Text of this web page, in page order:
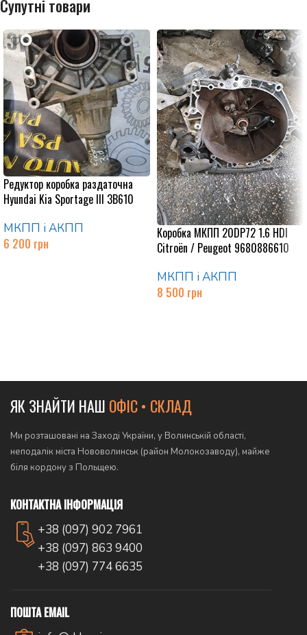
Супутні товари
Редуктор коробка раздаточна
Hyundai Kia Sportage III 3B610
МКПП і АКПП
6 200 грн
Коробка МКПП 20DP72 1.6 HDI
Citroën / Peugeot 9680886610
МКПП і АКПП
8 500 грн
ЯК ЗНАЙТИ НАШ ОФІС • СКЛАД
Ми розташовані на Заході України, у Волинській області,
неподалік міста Нововолинськ (район Молокозаводу), майже
біля кордону з Польщею.
КОНТАКТНА ІНФОРМАЦІЯ
+38 (097) 902 7961
+38 (097) 863 9400
+38 (097) 774 6635
ПОШТА EMAIL